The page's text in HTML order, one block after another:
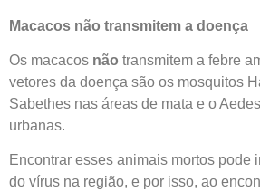
Macacos não transmitem a doença
Os macacos não transmitem a febre
vetores da doença são os mosquitos
Sabethes nas áreas de mata e o
urbanas.
Encontrar esses animais mortos pode
do vírus na região, e por isso, ao